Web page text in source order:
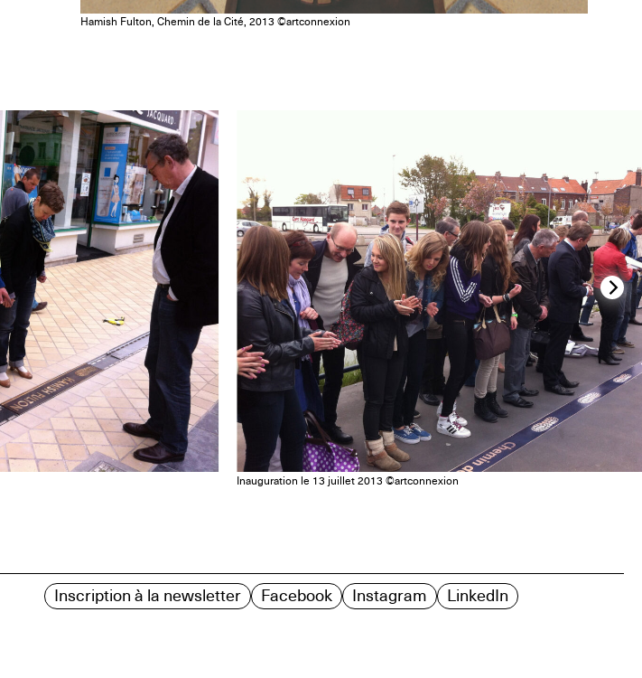
Hamish Fulton, Chemin de la Cité, 2013 ©artconnexion
Inauguration le 13 juillet 2013 ©artconnexion
Inscription à la newsletter Facebook Instagram LinkedIn